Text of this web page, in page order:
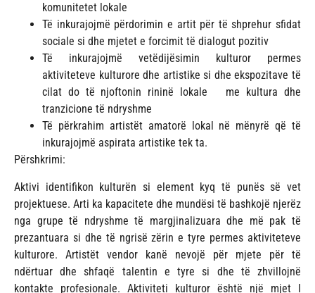
komunitetet lokale
Të inkurajojmë përdorimin e artit për të shprehur sfidat
sociale si dhe mjetet e forcimit të dialogut pozitiv
Të inkurajojmë vetëdijësimin kulturor permes
aktiviteteve kulturore dhe artistike si dhe ekspozitave të
cilat do të njoftonin rininë lokale me kultura dhe
tranzicione të ndryshme
Të përkrahim artistët amatorë lokal në mënyrë që të
inkurajojmë aspirata artistike tek ta.
Përshkrimi:
Aktivi identifikon kulturën si element kyq të punës së vet
projektuese. Arti ka kapacitete dhe mundësi të bashkojë njerëz
nga grupe të ndryshme të margjinalizuara dhe më pak të
prezantuara si dhe të ngrisë zërin e tyre permes aktiviteteve
kulturore. Artistët vendor kanë nevojë për mjete për të
ndërtuar dhe shfaqë talentin e tyre si dhe të zhvillojnë
kontakte profesionale. Aktiviteti kulturor është një mjet I